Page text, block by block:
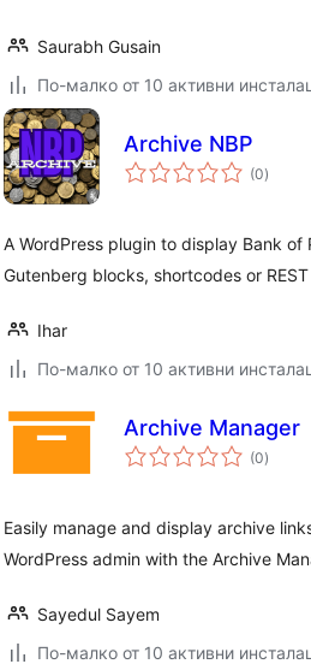
Saurabh Gusain
По-малко от 10 активни
Archive NBP
(0общо
оценки
)
A WordPress plugin to display Bank
Gutenberg blocks, shortcodes or
Ihar
По-малко от 10 активни
Archive Manager
(0общо
оценки
)
Easily manage and display archive
WordPress admin with the Archive
Sayedul Sayem
По-малко от 10 активни